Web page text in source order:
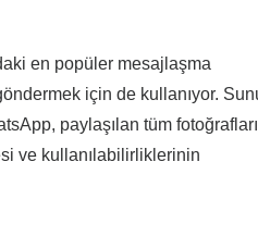
en popüler mesajlaşma
için de kullanıyor.
paylaşılan tüm fotoğrafları
ve kullanılabilirliklerinin